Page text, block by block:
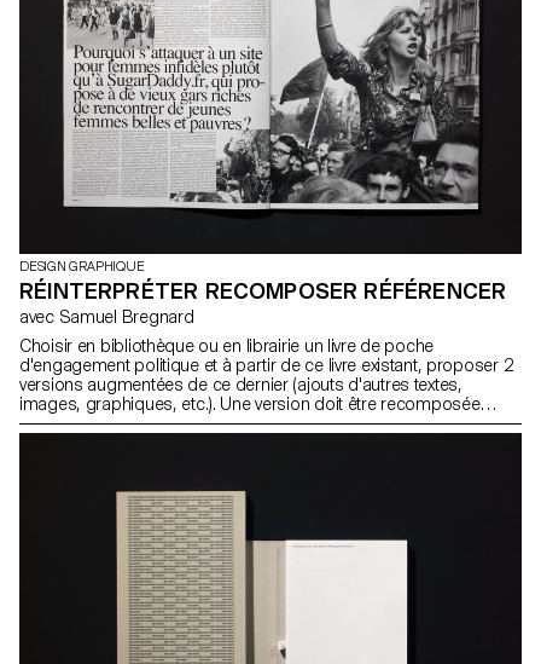
DESIGN GRAPHIQUE
RÉINTERPRÉTER RECOMPOSER RÉFÉRENCER
avec Samuel Bregnard
Choisir en bibliothèque ou en librairie un livre de poche
d'engagement politique et à partir de ce livre existant, proposer 2
versions augmentées de ce dernier (ajouts d'autres textes,
images, graphiques, etc.). Une version doit être recomposée
sans l'aide d'u n ordinateur.